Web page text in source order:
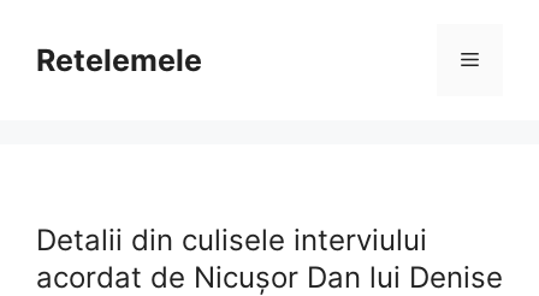
contentRetelemele Menu
Detalii din culisele interviului
acordat de Nicușor Dan lui Denise